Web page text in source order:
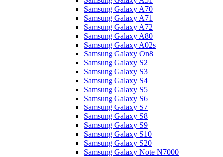
Samsung Galaxy A70
Samsung Galaxy A71
Samsung Galaxy A72
Samsung Galaxy A80
Samsung Galaxy A02s
Samsung Galaxy On8
Samsung Galaxy S2
Samsung Galaxy S3
Samsung Galaxy S4
Samsung Galaxy S5
Samsung Galaxy S6
Samsung Galaxy S7
Samsung Galaxy S8
Samsung Galaxy S9
Samsung Galaxy S10
Samsung Galaxy S20
Samsung Galaxy Note N7000